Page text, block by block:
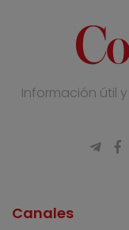
Información útil
Canales